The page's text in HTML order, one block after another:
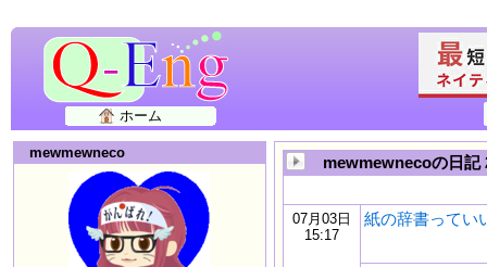
ホーム
mewmewneco
mewmewnecoの日記
07月03日
15:17
紙の辞書ってい